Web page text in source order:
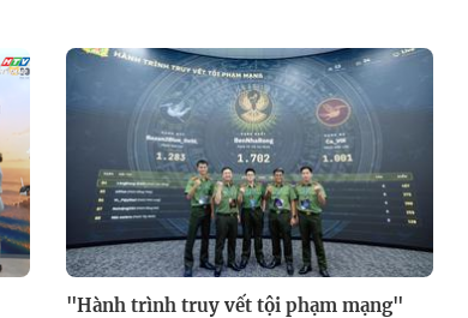
"Hành trình truy vết tội phạm mạng"